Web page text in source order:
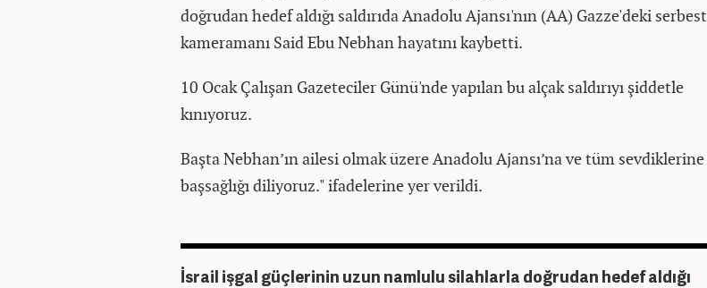
doğrudan hedef aldığı saldırıda Anadolu Ajansı'nın (AA) Gazze'deki serbest
kameramanı Said Ebu Nebhan hayatını kaybetti.
10 Ocak Çalışan Gazeteciler Günü'nde yapılan bu alçak saldırıyı şiddetle
kınıyoruz.
Başta Nebhan’ın ailesi olmak üzere Anadolu Ajansı’na ve tüm sevdiklerine
başsağlığı diliyoruz." ifadelerine yer verildi.
İsrail işgal güçlerinin uzun namlulu silahlarla doğrudan hedef aldığı